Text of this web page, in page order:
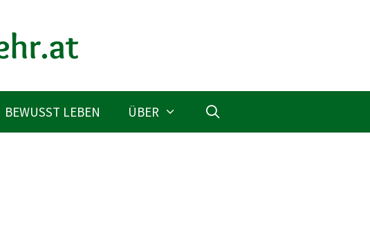
BEWUSST LEBEN ÜBER